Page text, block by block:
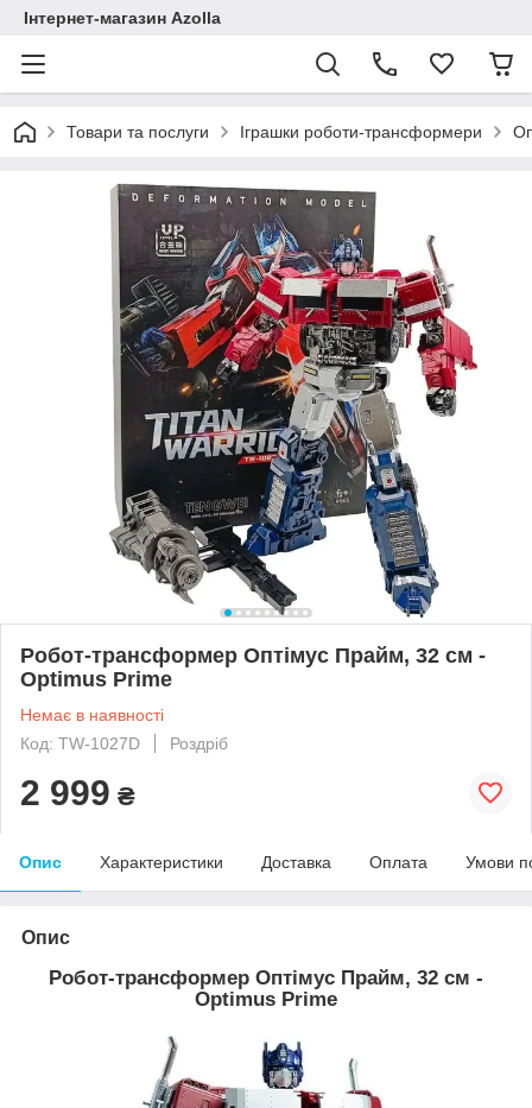
Інтернет-магазин Azolla
Товари та послуги Іграшки роботи-трансформери
Робот-трансформер Оптімус Прайм, 32 см -
Optimus Prime
Немає в наявності
Код: TW-1027D
Роздріб
2 999 ₴
Опис Характеристики Доставка Оплата Умови
Опис
Робот-трансформер Оптімус Прайм, 32 см -
Optimus Prime